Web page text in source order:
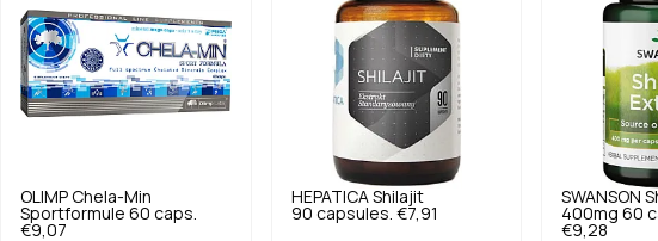
OLIMP Chela-Min
Sportformule 60 caps.
€9,07
HEPATICA Shilajit
90 capsules. €7,91
SWANSON
400mg 60
€9,28